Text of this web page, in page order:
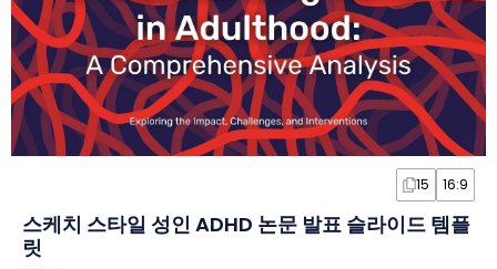
15 16:9
스케치 스타일 성인 ADHD 논문 발표 슬라이드 템플
릿